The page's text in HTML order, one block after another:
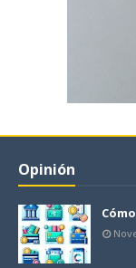
Opinión